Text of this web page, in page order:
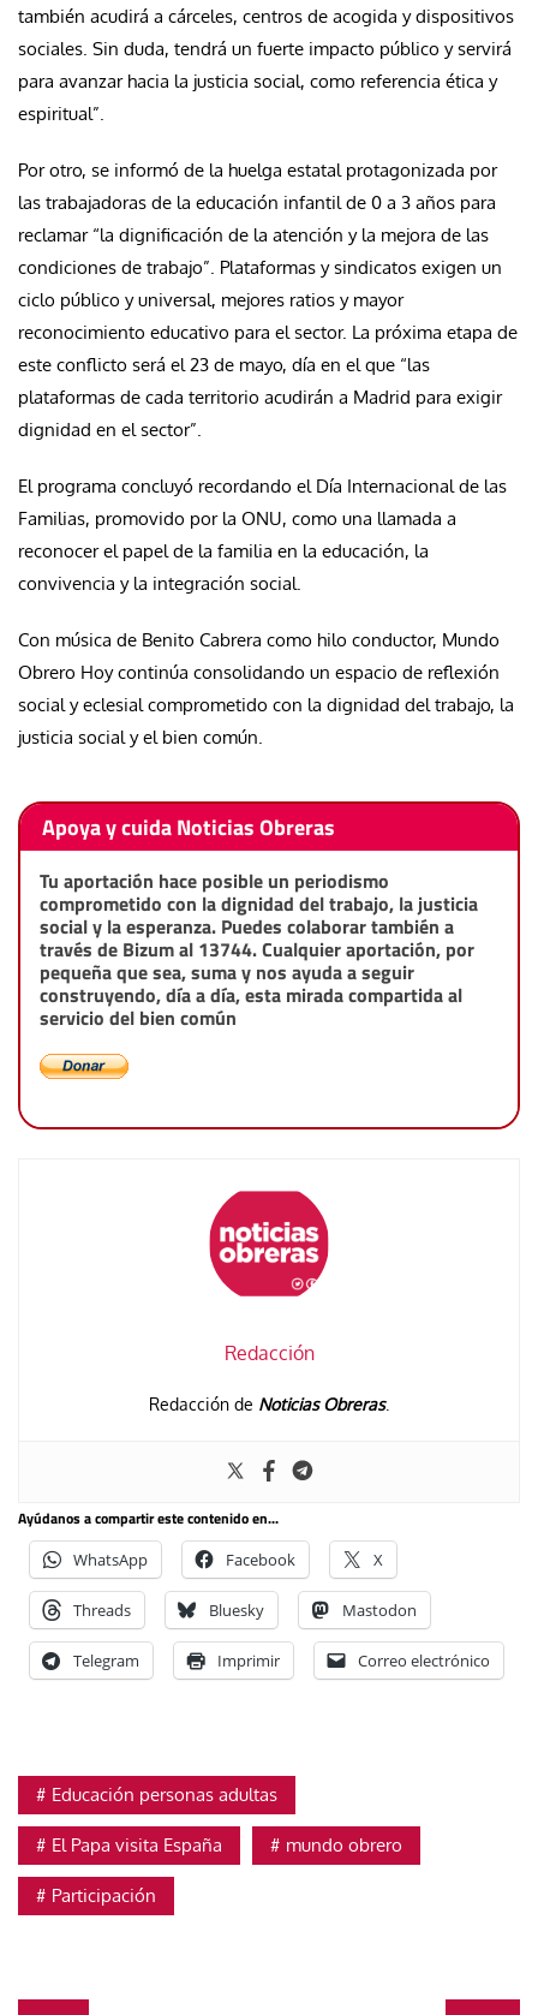
también acudirá a cárceles, centros de acogida y dispositivos
sociales. Sin duda, tendrá un fuerte impacto público y servirá
para avanzar hacia la justicia social, como referencia ética y
espiritual”.
Por otro, se informó de la huelga estatal protagonizada por
las trabajadoras de la educación infantil de 0 a 3 años para
reclamar “la dignificación de la atención y la mejora de las
condiciones de trabajo”. Plataformas y sindicatos exigen un
ciclo público y universal, mejores ratios y mayor
reconocimiento educativo para el sector. La próxima etapa de
este conflicto será el 23 de mayo, día en el que “las
plataformas de cada territorio acudirán a Madrid para exigir
dignidad en el sector”.
El programa concluyó recordando el Día Internacional de las
Familias, promovido por la ONU, como una llamada a
reconocer el papel de la familia en la educación, la
convivencia y la integración social.
Con música de Benito Cabrera como hilo conductor, Mundo
Obrero Hoy continúa consolidando un espacio de reflexión
social y eclesial comprometido con la dignidad del trabajo, la
justicia social y el bien común.
Apoya y cuida Noticias Obreras
Tu aportación hace posible un periodismo
comprometido con la dignidad del trabajo, la justicia
social y la esperanza. Puedes colaborar también a
través de Bizum al 13744. Cualquier aportación, por
pequeña que sea, suma y nos ayuda a seguir
construyendo, día a día, esta mirada compartida al
servicio del bien común
Redacción
Redacción de Noticias Obreras.
Ayúdanos a compartir este contenido en...
WhatsApp Facebook X
Threads Bluesky Mastodon
Telegram Imprimir Correo electrónico
Educación personas adultas
El Papa visita España mundo obrero
Participación